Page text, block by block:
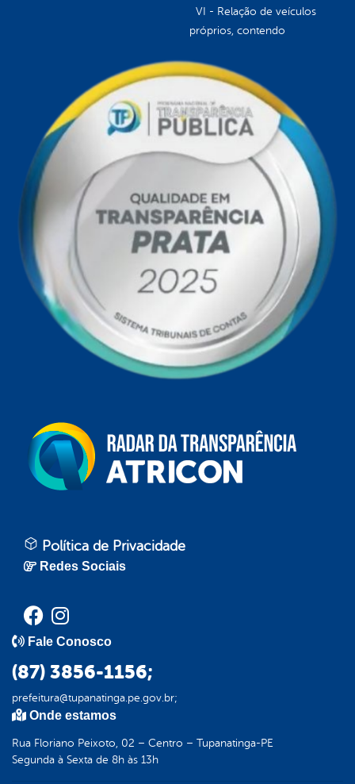
VI - Relação de veículos
próprios, contendo
Política de Privacidade
Redes Sociais
Fale Conosco
(87) 3856-1156;
prefeitura@tupanatinga.pe.gov.br;
Onde estamos
Rua Floriano Peixoto, 02 – Centro – Tupanatinga-PE
Segunda à Sexta de 8h às 13h